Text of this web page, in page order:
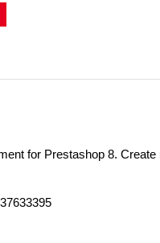
for Prestashop 8.